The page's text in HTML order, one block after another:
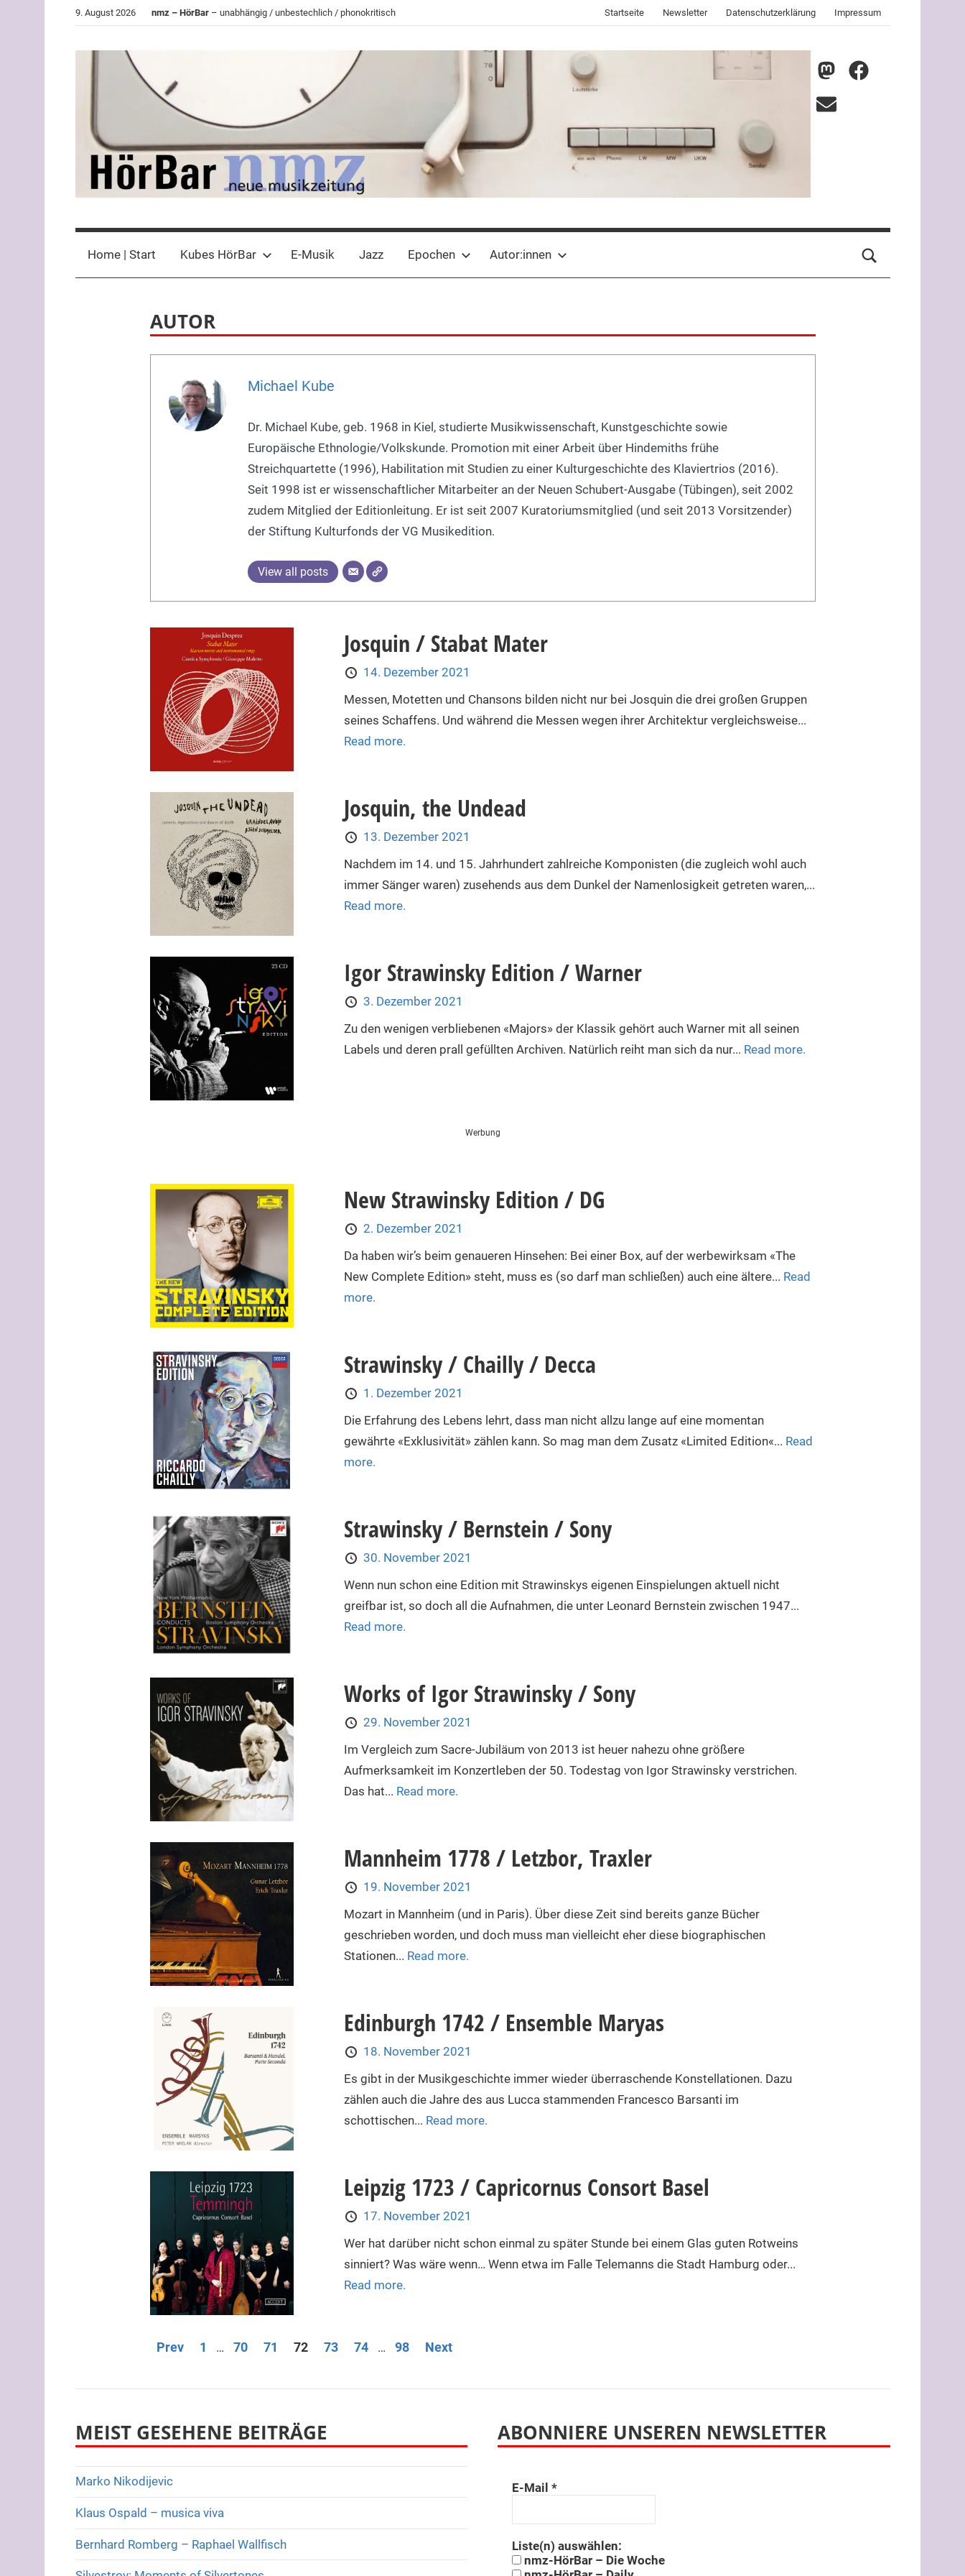
9. August 2026 nmz – HörBar – unabhängig / unbestechlich / phonokritisch Startseite Newsletter Datenschutzerklärung Impressum
HörBar
der
nmz
Mastodon
nmz
E-
Home | Start Kubes HörBar E-Musik Jazz Epochen Autor:innen
AUTOR
Michael Kube
Dr. Michael Kube, geb. 1968 in Kiel, studierte Musikwissenschaft, Kunstgeschichte sowie
Europäische Ethnologie/Volkskunde. Promotion mit einer Arbeit über Hindemiths frühe
Streichquartette (1996), Habilitation mit Studien zu einer Kulturgeschichte des Klaviertrios (2016).
Seit 1998 ist er wissenschaftlicher Mitarbeiter an der Neuen Schubert-Ausgabe (Tübingen), seit 2002
zudem Mitglied der Editionleitung. Er ist seit 2007 Kuratoriumsmitglied (und seit 2013 Vorsitzender)
der Stiftung Kulturfonds der VG Musikedition.
View all posts
Josquin / Stabat Mater
14. Dezember 2021
Messen, Motetten und Chansons bilden nicht nur bei Josquin die drei großen Gruppen
seines Schaffens. Und während die Messen wegen ihrer Architektur vergleichsweise...
Read more.
Josquin, the Undead
13. Dezember 2021
Nachdem im 14. und 15. Jahrhundert zahlreiche Komponisten (die zugleich wohl auch
immer Sänger waren) zusehends aus dem Dunkel der Namenlosigkeit getreten waren,...
Read more.
Igor Strawinsky Edition / Warner
3. Dezember 2021
Zu den wenigen verbliebenen «Majors» der Klassik gehört auch Warner mit all seinen
Labels und deren prall gefüllten Archiven. Natürlich reiht man sich da nur... Read more.
Werbung
New Strawinsky Edition / DG
2. Dezember 2021
Da haben wir’s beim genaueren Hinsehen: Bei einer Box, auf der werbewirksam «The
New Complete Edition» steht, muss es (so darf man schließen) auch eine ältere... Read
more.
Strawinsky / Chailly / Decca
1. Dezember 2021
Die Erfahrung des Lebens lehrt, dass man nicht allzu lange auf eine momentan
gewährte «Exklusivität» zählen kann. So mag man dem Zusatz «Limited Edition«... Read
more.
Strawinsky / Bernstein / Sony
30. November 2021
Wenn nun schon eine Edition mit Strawinskys eigenen Einspielungen aktuell nicht
greifbar ist, so doch all die Aufnahmen, die unter Leonard Bernstein zwischen 1947...
Read more.
Works of Igor Strawinsky / Sony
29. November 2021
Im Vergleich zum Sacre-Jubiläum von 2013 ist heuer nahezu ohne größere
Aufmerksamkeit im Konzertleben der 50. Todestag von Igor Strawinsky verstrichen.
Das hat... Read more.
Mannheim 1778 / Letzbor, Traxler
19. November 2021
Mozart in Mannheim (und in Paris). Über diese Zeit sind bereits ganze Bücher
geschrieben worden, und doch muss man vielleicht eher diese biographischen
Stationen... Read more.
Edinburgh 1742 / Ensemble Maryas
18. November 2021
Es gibt in der Musikgeschichte immer wieder überraschende Konstellationen. Dazu
zählen auch die Jahre des aus Lucca stammenden Francesco Barsanti im
schottischen... Read more.
Leipzig 1723 / Capricornus Consort Basel
17. November 2021
Wer hat darüber nicht schon einmal zu später Stunde bei einem Glas guten Rotweins
sinniert? Was wäre wenn… Wenn etwa im Falle Telemanns die Stadt Hamburg oder...
Read more.
Seitennummerierung
Prev 1 … 70 71 72 73 74 … 98 Next
MEIST GESEHENE BEITRÄGE
Marko Nikodijevic
Klaus Ospald – musica viva
Bernhard Romberg – Raphael Wallfisch
ABONNIERE UNSEREN NEWSLETTER
E-Mail*
Liste(n) auswählen:
nmz-HörBar – Die Woche